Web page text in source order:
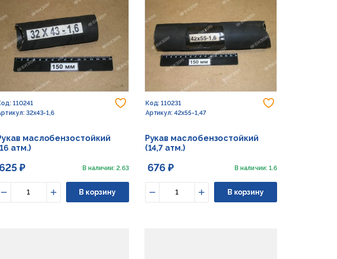
в избранное Добавить в избранное
110241
32х43-1,6
маслобензостойкий
атм.)
625 ₽ В наличии: 2.63
Увеличить
В корзину
Код: 110231
Артикул: 42х55-1,47
Рукав маслобензостойкий
(14,7 атм.)
676 ₽ В наличии: 1.6
Увеличить
В корзину